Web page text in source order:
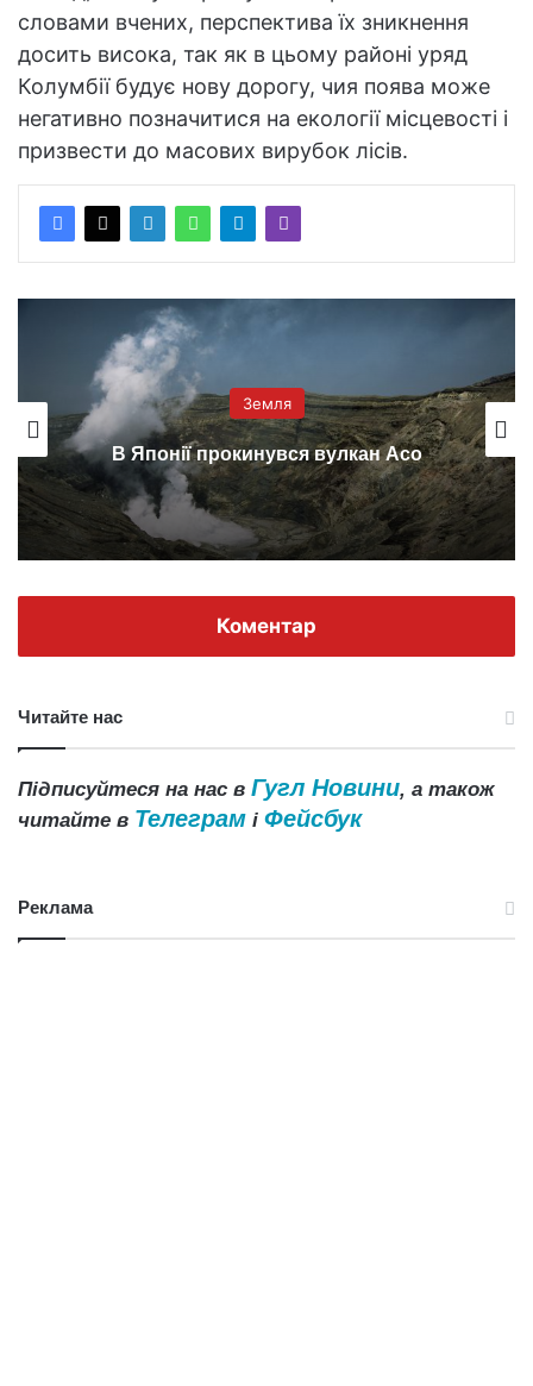
словами вчених, перспектива їх зникнення
досить висока, так як в цьому районі уряд
Колумбії будує нову дорогу, чия поява може
негативно позначитися на екології місцевості і
призвести до масових вирубок лісів.
Земля
В Японії прокинувся вулкан Асо
Коментар
Читайте нас
Підписуйтеся на нас в Гугл Новини, а також
читайте в Телеграм і Фейсбук
Реклама